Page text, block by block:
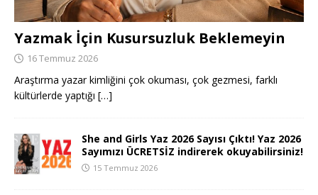
Yazmak İçin Kusursuzluk Beklemeyin
16 Temmuz 2026
Araştırma yazar kimliğini çok okuması, çok gezmesi, farklı
kültürlerde yaptığı […]
She and Girls Yaz 2026 Sayısı Çıktı! Yaz 2026
Sayımızı ÜCRETSİZ indirerek okuyabilirsiniz!
15 Temmuz 2026